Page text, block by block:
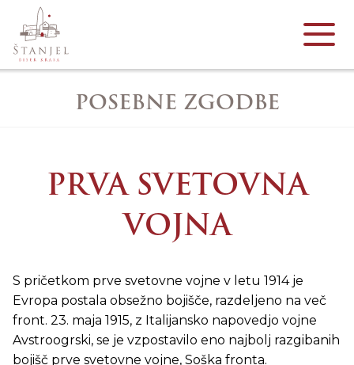
POSEBNE ZGODBE
PRVA SVETOVNA
VOJNA
S pričetkom prve svetovne vojne v letu 1914 je
Evropa postala obsežno bojišče, razdeljeno na več
front. 23. maja 1915, z Italijansko napovedjo vojne
Avstroogrski, se je vzpostavilo eno najbolj razgibanih
bojišč prve svetovne vojne, Soška fronta.